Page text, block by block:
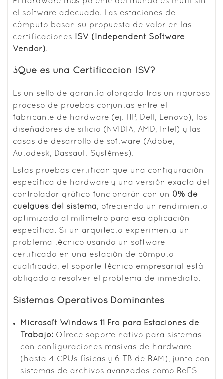
el software adecuado. Las estaciones de
cómputo basan su propuesta de valor en las
certificaciones
ISV (Independent Software
Vendor).
¿Qué es una Certificación ISV?
Es un sello de garantía otorgado tras un riguroso
proceso de pruebas conjuntas entre el
fabricante de hardware (ej. HP, Dell, Lenovo), los
diseñadores de silicio (NVIDIA, AMD, Intel) y las
casas de desarrollo de software (Adobe,
Autodesk, Dassault Systèmes).
Estas pruebas certifican que una configuración
específica de hardware y una versión exacta del
controlador gráfico funcionarán con un 0% de
cuelgues del sistema, ofreciendo un rendimiento
optimizado al milímetro para esa aplicación
específica. Si un arquitecto experimenta un
problema técnico usando un software
certificado en una estación de cómputo
cualificada, el soporte técnico empresarial está
obligado a resolver el problema de inmediato.
Sistemas Operativos Dominantes
Microsoft Windows 11 Pro para Estaciones de
Trabajo: Ofrece soporte nativo para sistemas
con configuraciones masivas de hardware
(hasta 4 CPUs físicas y 6 TB de RAM), junto con
sistemas de archivos avanzados como ReFS